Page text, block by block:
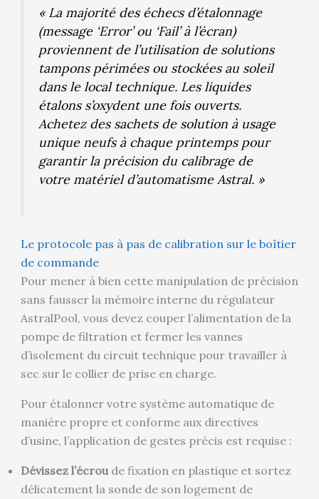
« La majorité des échecs d’étalonnage
(message ‘Error’ ou ‘Fail’ à l’écran)
proviennent de l’utilisation de solutions
tampons périmées ou stockées au soleil
dans le local technique. Les liquides
étalons s’oxydent une fois ouverts.
Achetez des sachets de solution à usage
unique neufs à chaque printemps pour
garantir la précision du calibrage de
votre matériel d’automatisme Astral. »
Le protocole pas à pas de calibration sur le boîtier
de commande
Pour mener à bien cette manipulation de précision
sans fausser la mémoire interne du régulateur
AstralPool, vous devez couper l’alimentation de la
pompe de filtration et fermer les vannes
d’isolement du circuit technique pour travailler à
sec sur le collier de prise en charge.
Pour étalonner votre système automatique de
manière propre et conforme aux directives
d’usine, l’application de gestes précis est requise :
Dévissez l’écroude fixation en plastique et sortez
délicatement la sonde de son logement de